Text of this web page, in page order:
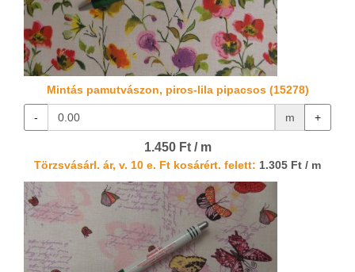
Mintás pamutvászon, piros-lila pipacsos (15278)
- m +
1.450 Ft / m
Törzsvásárl. ár, v. 10 e. Ft kosárért. felett: 1.305 Ft / m